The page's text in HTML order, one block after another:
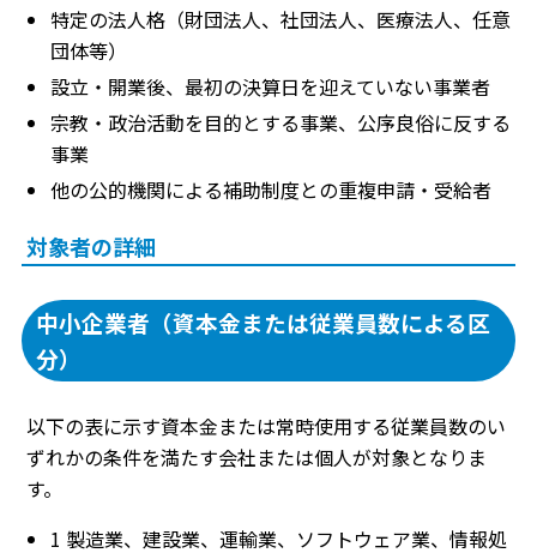
特定の法人格（財団法人、社団法人、医療法人、任意
団体等）
設立・開業後、最初の決算日を迎えていない事業者
宗教・政治活動を目的とする事業、公序良俗に反する
事業
他の公的機関による補助制度との重複申請・受給者
対象者の詳細
中小企業者（資本金または従業員数による区
分）
以下の表に示す資本金または常時使用する従業員数のい
ずれかの条件を満たす会社または個人が対象となりま
す。
1 製造業、建設業、運輸業、ソフトウェア業、情報処